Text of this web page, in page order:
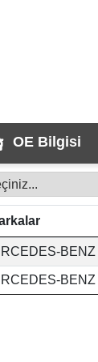
OE Bilgisi
BENZ
BENZ